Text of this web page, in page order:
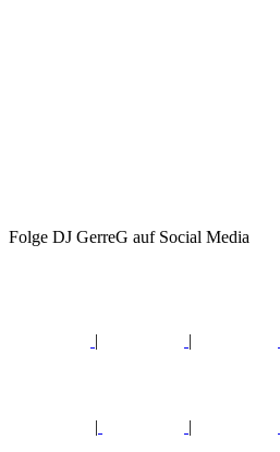
Folge DJ GerreG auf Social Media
| |
| |